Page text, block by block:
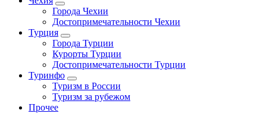
Города Чехии
Достопримечательности Чехии
Турция
Города Турции
Курорты Турции
Достопримечательности Турции
Туринфо
Туризм в России
Туризм за рубежом
Прочее